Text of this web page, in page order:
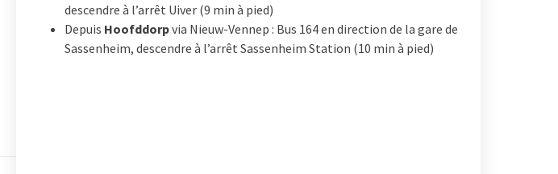
descendre à l’arrêt Uiver (9 min à pied)
Depuis Hoofddorpvia Nieuw-Vennep : Bus 164 en direction de la gare de
Sassenheim, descendre à l’arrêt Sassenheim Station (10 min à pied)